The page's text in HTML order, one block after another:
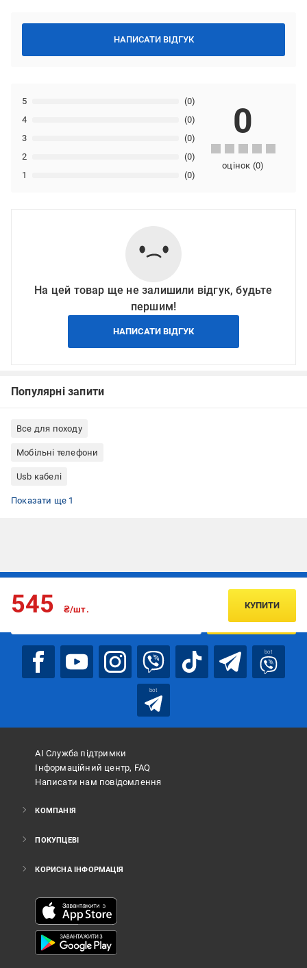
НАПИСАТИ ВІДГУК
1 (0)
2 (0)
3 (0)
4 (0)
5 (0)
0
оцінок (0)
На цей товар ще не залишили відгук, будьте
першим!
НАПИСАТИ ВІДГУК
Популярні запити
Все для походу
Мобільні телефони
Usb кабелі
Кабелі для зарядки
Показати ще 1
545 ₴/шт. КУПИТИ
Підписуйтесь, щоб дізнаватись першим про акції та пропозиції
ПІДПИСАТИСЯ
bot
bot
АІ Служба підтримки
Інформаційний центр, FAQ
Написати нам повідомлення
КОМПАНІЯ
ПОКУПЦЕВІ
КОРИСНА ІНФОРМАЦІЯ